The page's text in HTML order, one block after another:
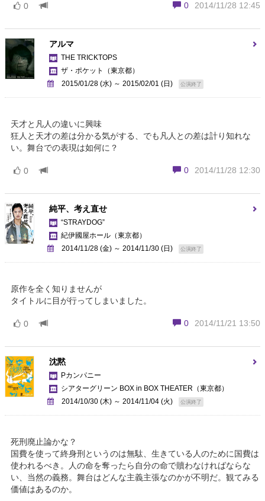
0 2014/11/28 12:45
0
アルマ
THE TRICKTOPS
ザ・ポケット
（東京都）
2015/01/28 (水) ～ 2015/02/01 (日)
公演終了
天才と凡人の違いに興味
狂人と天才の差は分かる気がする、でも凡人との差は計り知れな
い。舞台での表現は如何に？
0 2014/11/28 12:30
0
純平、考え直せ
“STRAYDOG”
紀伊國屋ホール （東京都）
2014/11/28 (金) ～ 2014/11/30 (日)
公演終了
原作を全く知りませんが
タイトルに目が行ってしまいました。
0 2014/11/21 13:50
0
沈黙
Pカンパニー
シアターグリーン BOX in BOX THEATER （東京都）
2014/10/30 (木) ～ 2014/11/04 (火)
公演終了
死刑廃止論かな？
国費を使って終身刑というのは無駄、生きている人のために国費は
使われるべき。人の命を奪ったら自分の命で贖わなければならな
い、当然の義務。舞台はどんな主義主張なのかが不明だ。観てみる
価値はあるのか。